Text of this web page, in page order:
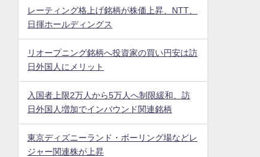
レーティング格上げ銘柄が株価上昇、NTT、
日揮ホールディングス
リオープニング銘柄へ投資家の買い円安は訪
日外国人にメリット
入国者上限2万人から5万人へ制限緩和、訪
日外国人増加でインバウンド関連銘柄
東京ディズニーランド・ボーリング場などレ
ジャー関連株が上昇